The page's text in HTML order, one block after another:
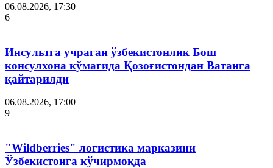
06.08.2026, 17:30
6
Инсультга учраган ўзбекистонлик Бош
консулхона кўмагида Қозоғистондан Ватанга
қайтарилди
06.08.2026, 17:00
9
"Wildberries" логистика марказини
Ўзбекистонга кўчирмоқда